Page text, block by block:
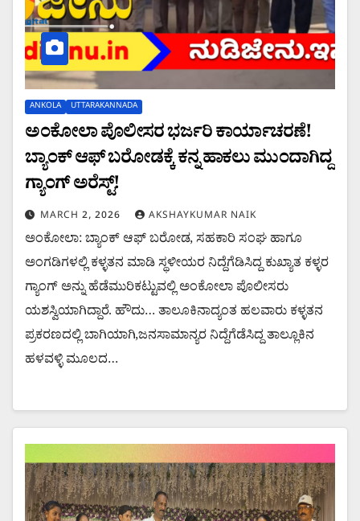
ANKOLA UTTARAKANNADA
ಅಂಕೋಲಾ ಪೊಲೀಸರ ಭರ್ಜರಿ ಕಾರ್ಯಾಚರಣೆ!
ಬ್ಯಾಂಕ್ ಆಫ್ ಬರೋಡಕ್ಕೆ ಕನ್ನ ಹಾಕಲು ಮುಂದಾಗಿದ್ದ
ಗ್ಯಾಂಗ್ ಅರೆಸ್ಟ್!
MARCH 2, 2026 AKSHAYKUMAR NAIK
ಅಂಕೋಲಾ: ಬ್ಯಾಂಕ್ ಆಫ್ ಬರೋಡ, ಸಹಕಾರಿ ಸಂಘ ಹಾಗೂ
ಅಂಗಡಿಗಳಲ್ಲಿ ಕಳ್ಳತನ ಮಾಡಿ ಸ್ಥಳೀಯರ ನಿದ್ದೆಗೆಡಿಸಿದ್ದ ಕುಖ್ಯಾತ ಕಳ್ಳರ
ಗ್ಯಾಂಗ್ ಅನ್ನು ಹೆಡೆಮುರಿಕಟ್ಟುವಲ್ಲಿ ಅಂಕೋಲಾ ಪೊಲೀಸರು
ಯಶಸ್ವಿಯಾಗಿದ್ದಾರೆ. ಹೌದು… ತಾಲೂಕಿನಾದ್ಯಂತ ಹಲವಾರು ಕಳ್ಳತನ
ಪ್ರಕರಣದಲ್ಲಿ ಬಾಗಿಯಾಗಿ,ಜನಸಾಮಾನ್ಯರ ನಿದ್ದೆಗೆಡೆಸಿದ್ದ ತಾಲ್ಲೂಕಿನ
ಹಳವಳ್ಳಿ ಮೂಲದ…